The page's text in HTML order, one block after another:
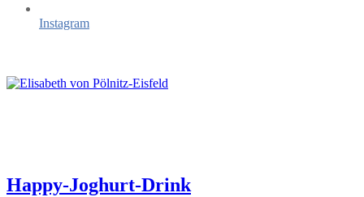
Instagram
Happy-Joghurt-Drink